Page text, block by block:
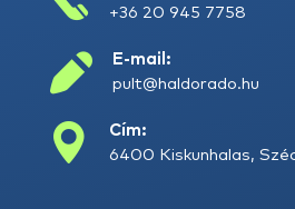
+36 20 945 7758
E-mail:
pult@haldorado.hu
Cím:
6400 Kiskunhalas,